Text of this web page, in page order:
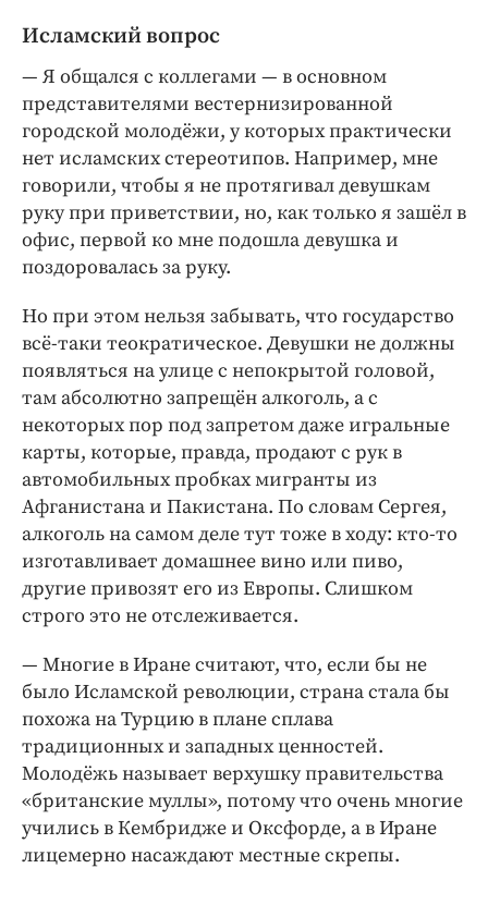
Исламский вопрос
— Я общался с коллегами — в основном
представителями вестернизированной
городской молодёжи, у которых практически
нет исламских стереотипов. Например, мне
говорили, чтобы я не протягивал девушкам
руку при приветствии, но, как только я зашёл в
офис, первой ко мне подошла девушка и
поздоровалась за руку.
Но при этом нельзя забывать, что государство
всё-таки теократическое. Девушки не должны
появляться на улице с непокрытой головой,
там абсолютно запрещён алкоголь, а с
некоторых пор под запретом даже игральные
карты, которые, правда, продают с рук в
автомобильных пробках мигранты из
Афганистана и Пакистана. По словам Сергея,
алкоголь на самом деле тут тоже в ходу: кто-­то
изготавливает домашнее вино или пиво,
другие привозят его из Европы. Слишком
строго это не отслеживается.
— Многие в Иране считают, что, если бы не
было Исламской революции, страна стала бы
похожа на Турцию в плане сплава
традиционных и западных ценностей.
Молодёжь называет верхушку правительства
«британские муллы», потому что очень многие
учились в Кембридже и Оксфорде, а в Иране
лицемерно насаждают местные скрепы.